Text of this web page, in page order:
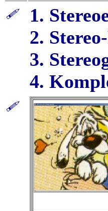
1.
2.
3.
4.